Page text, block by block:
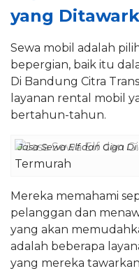
yang
Sewa mobil adalah
bepergian, baik itu
Di Bandung Citra
layanan rental mobil
bertahun-tahun.
Jasa Sewa Elf dan Giga
Mereka memahami
pelanggan dan
yang akan
adalah beberapa
yang mereka